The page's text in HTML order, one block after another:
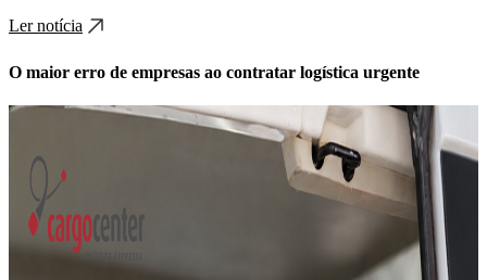
Ler notícia
O maior erro de empresas ao contratar logística urgente